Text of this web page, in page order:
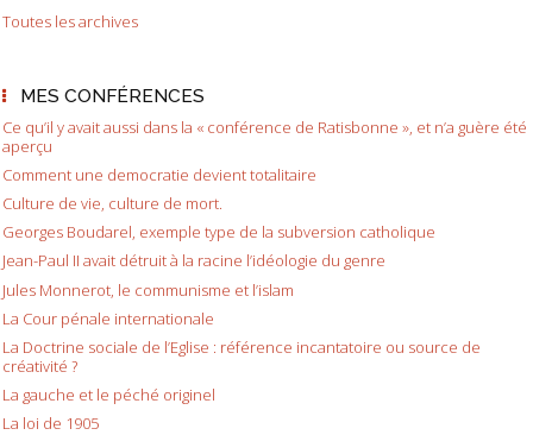
Toutes les archives
MES CONFÉRENCES
Ce qu’il y avait aussi dans la « conférence de Ratisbonne », et n’a guère été
aperçu
Comment une democratie devient totalitaire
Culture de vie, culture de mort.
Georges Boudarel, exemple type de la subversion catholique
Jean-Paul II avait détruit à la racine l’idéologie du genre
Jules Monnerot, le communisme et l’islam
La Cour pénale internationale
La Doctrine sociale de l’Eglise : référence incantatoire ou source de
créativité ?
La gauche et le péché originel
La loi de 1905